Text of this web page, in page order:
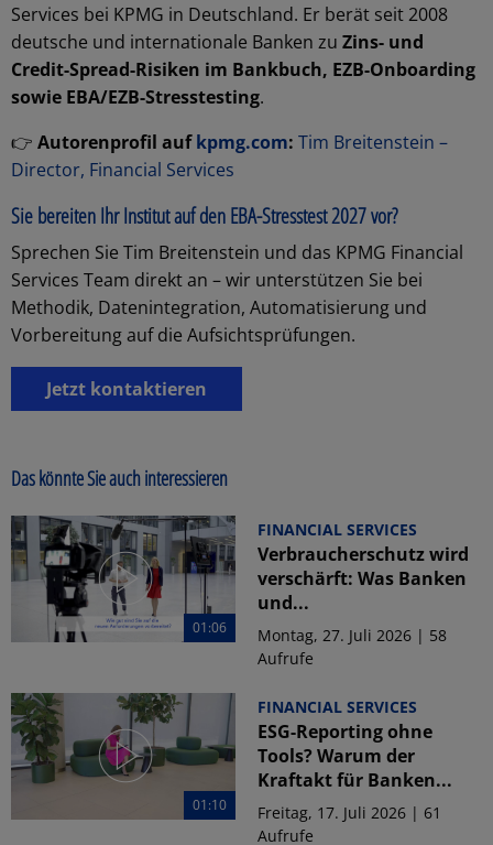
Services bei KPMG in Deutschland. Er berät seit 2008
deutsche und internationale Banken zu Zins- und
Credit-Spread-Risiken im Bankbuch, EZB-Onboarding
sowie EBA/EZB-Stresstesting.
👉 Autorenprofil aufkpmg.com: Tim Breitenstein –
Director, Financial Services
Sie bereiten Ihr Institut auf den EBA-Stresstest 2027 vor?
Sprechen Sie Tim Breitenstein und das KPMG Financial
Services Team direkt an – wir unterstützen Sie bei
Methodik, Datenintegration, Automatisierung und
Vorbereitung auf die Aufsichtsprüfungen.
Jetzt kontaktieren
Das könnte Sie auch interessieren
01:06
FINANCIAL SERVICES
Verbraucherschutz wird
verschärft: Was Banken
und...
Montag, 27. Juli 2026 | 58
Aufrufe
01:10
FINANCIAL SERVICES
ESG-Reporting ohne
Tools? Warum der
Kraftakt für Banken...
Freitag, 17. Juli 2026 | 61
Aufrufe